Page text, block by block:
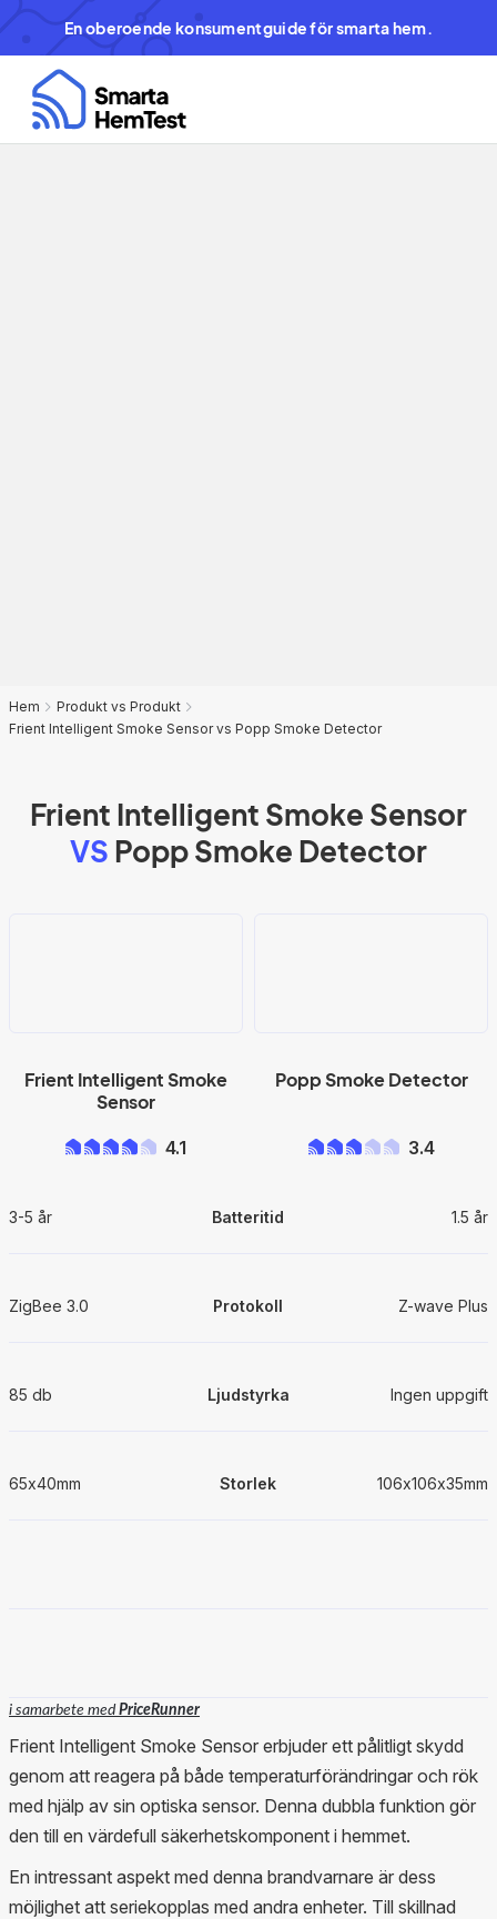
En oberoende konsumentguide för smarta hem.
Hem
Produkt vs Produkt
Frient Intelligent Smoke Sensor vs Popp Smoke Detector
Frient Intelligent Smoke Sensor
VS Popp Smoke Detector
Frient Intelligent Smoke
Sensor
4.1
Popp Smoke Detector
3.4
3-5 år Batteritid 1.5 år
ZigBee 3.0 Protokoll Z-wave Plus
85 db Ljudstyrka Ingen uppgift
65x40mm Storlek 106x106x35mm
i samarbete medPriceRunner
Frient Intelligent Smoke Sensor erbjuder ett pålitligt skydd
genom att reagera på både temperaturförändringar och rök
med hjälp av sin optiska sensor. Denna dubbla funktion gör
den till en värdefull säkerhetskomponent i hemmet.
En intressant aspekt med denna brandvarnare är dess
möjlighet att seriekopplas med andra enheter. Till skillnad